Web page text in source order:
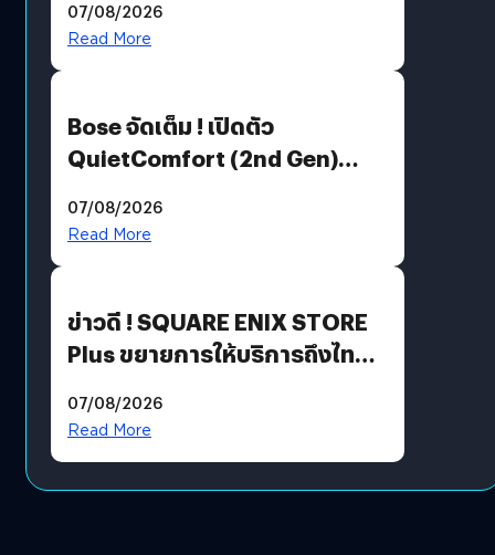
มีภาษาไทยด้วย
07/08/2026
Read More
Bose จัดเต็ม ! เปิดตัว
QuietComfort (2nd Gen)
07/08/2026
Read More
ข่าวดี ! SQUARE ENIX STORE
Plus ขยายการให้บริการถึงไทย
โดยตรง
07/08/2026
Read More